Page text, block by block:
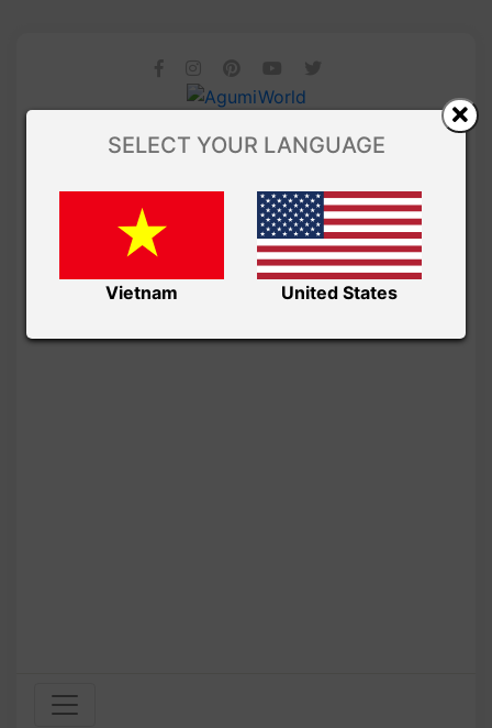
SELECT YOUR LANGUAGE
Vietnam United States